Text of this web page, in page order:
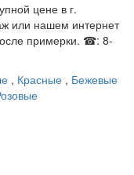
цене в г.
или нашем интернет
примерки. ☎: 8-
, Красные , Бежевые